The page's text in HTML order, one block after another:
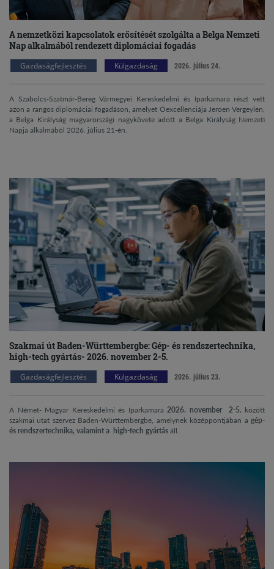
A nemzetközi kapcsolatok erősítését szolgálta a Belga Nemzeti
Nap alkalmából rendezett diplomáciai fogadás
Gazdaságfejlesztés Külgazdaság 2026. július 24.
A Szabolcs-Szatmár-Bereg Vármegyei Kereskedelmi és Iparkamara részt vett
azon a rangos diplomáciai fogadáson, amelyet Őexcellenciája Jeroen Vergeylen,
a Belga Királyság magyarországi nagykövete adott a Belga Királyság Nemzeti
Napja alkalmából 2026. július 21-én.
Szakmai út Baden-Württembergbe: Gép- és rendszertechnika,
high-tech gyártás- 2026. november 2-5.
Gazdaságfejlesztés Külgazdaság 2026. július 23.
A Német- Magyar Kereskedelmi és Iparkamara 2026. november 2-5. között
szakmai utat szervez Baden-Württembergbe, amelynek középpontjában a gép-
és rendszertechnika, valamint a high-tech gyártás áll.